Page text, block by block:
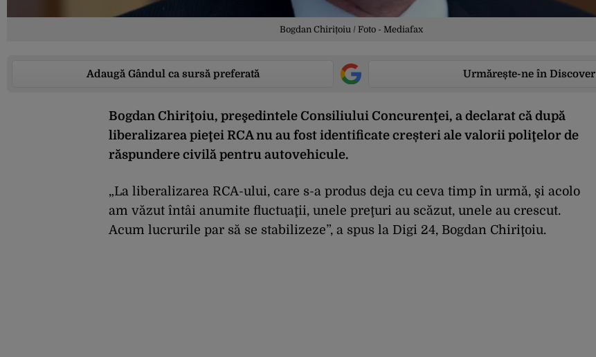
Bogdan Chirițoiu / Foto - Mediafax
Adaugă Gândul ca sursă preferată Urmărește-ne în Discover
Bogdan Chiriţoiu, preşedintele Consiliului Concurenţei, a declarat că după
liberalizarea pieţei RCA nu au fost identificate creșteri ale valorii poliţelor de
răspundere civilă pentru autovehicule.
„La liberalizarea RCA-ului, care s-a produs deja cu ceva timp în urmă, şi acolo
am văzut întâi anumite fluctuaţii, unele preţuri au scăzut, unele au crescut.
Acum lucrurile par să se stabilizeze”, a spus la Digi 24, Bogdan Chiriţoiu.